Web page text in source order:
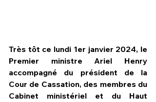
Très tôt ce lundi 1er janvier 2024, le
Premier ministre Ariel Henry
accompagné du président de la
Cour de Cassation, des membres du
Cabinet ministériel et du Haut